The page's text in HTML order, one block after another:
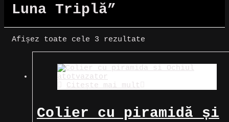
Luna Triplă”
Afișez toate cele 3 rezultate
mai
recente
Citește mai mult
Colier cu piramidă și